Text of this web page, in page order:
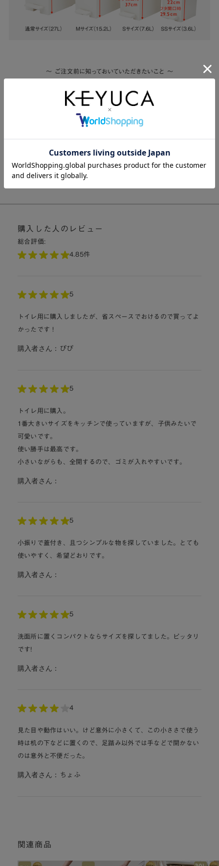
購入した人のレビュー
総合評価:
4.85件
5
トイレ用に購入しましたが、省スペースでおけるので買ってよ
かったです！
購入者さん： ぴぴ
5
トイレ用に購入。
1番大きいサイズをキッチンで使っていますが、子供みたいで
可愛いです。
使い勝手は最高です。
小さいながらも、全開するので、ゴミが入れやすいです。
購入者さん：
5
小振りで蓋付き、且つシンプルな物を探していました。とても
使いやすく、希望どおりです。
購入者さん：
5
洗面所に置くコンパクトならサイズを探してました。ピッタリ
です!
購入者さん：
4
見た目や動作はいい。けど意外に小さくて、この小ささで使う
時は机の下などに置くので、足踏み以外では手などで開かない
のは意外と不便だった。
購入者さん： ちょふ
関連商品